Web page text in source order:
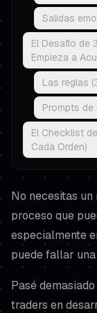
Salidas
El Desafío de
Empieza a
Las reglas
Prompts
El Checklist
Cada Orden)
No necesitas
proceso que
especialmente
puede fallar
Pasé
traders en